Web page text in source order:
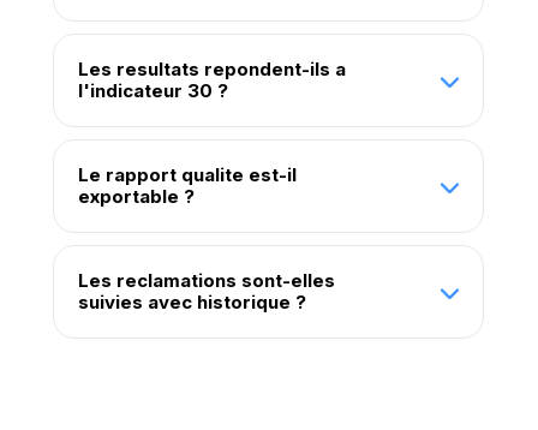
Les resultats repondent-ils a
l'indicateur 30 ?
Le rapport qualite est-il
exportable ?
Les reclamations sont-elles
suivies avec historique ?